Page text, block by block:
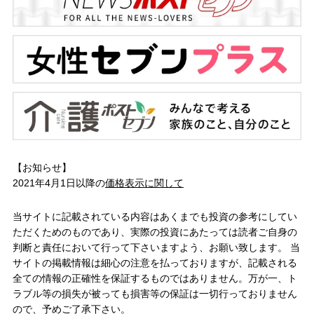
【お知らせ】
2021年4月1日以降の価格表示に関して
当サイトに記載されている内容はあくまでも投資の参考にしてい
ただくためのものであり、実際の投資にあたっては読者ご自身の
判断と責任において行って下さいますよう、お願い致します。 当
サイトの掲載情報は細心の注意を払っておりますが、記載される
全ての情報の正確性を保証するものではありません。万が一、ト
ラブル等の損失が被っても損害等の保証は一切行っておりません
ので、予めご了承下さい。